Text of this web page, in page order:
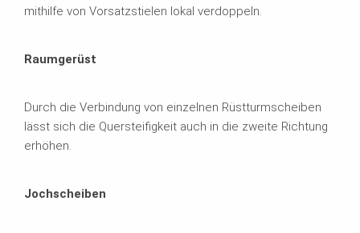
mithilfe von Vorsatzstielen lokal verdoppeln.
Raumgerüst
Durch die Verbindung von einzelnen Rüstturmscheiben
lässt sich die Quersteifigkeit auch in die zweite Richtung
erhöhen.
Jochscheiben